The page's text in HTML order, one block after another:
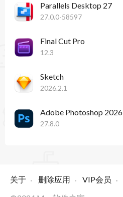
Parallels Desktop 27
27.0.0-58597
Final Cut Pro
12.3
Sketch
2026.2.1
Adobe Photoshop 2026
27.8.0
关于 删除应用 VIP会员